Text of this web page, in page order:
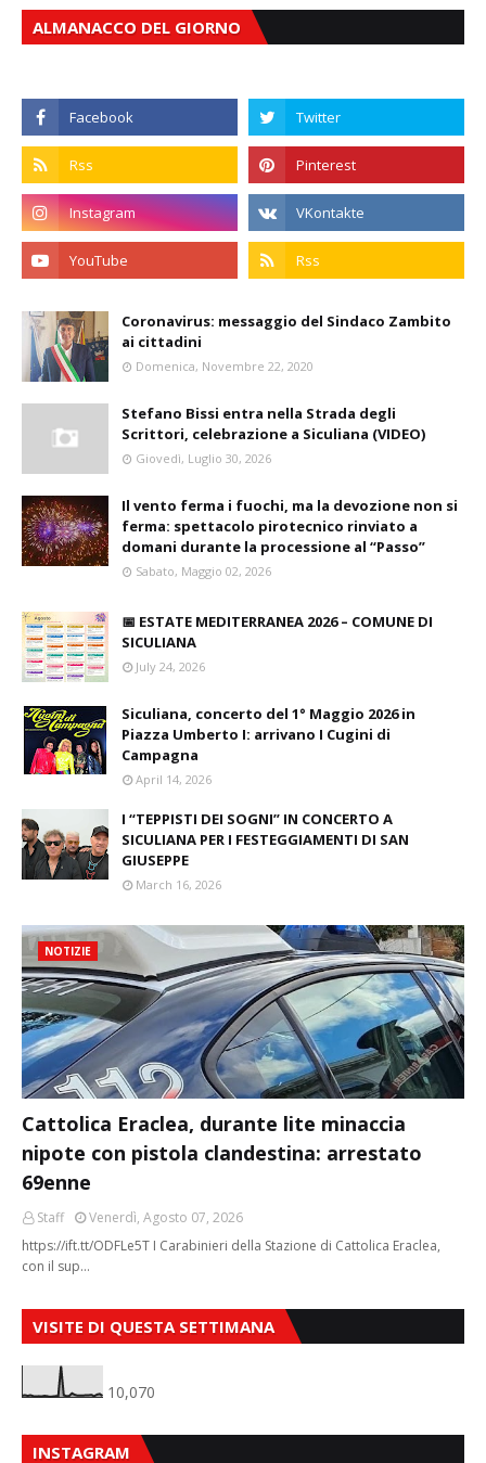
ALMANACCO DEL GIORNO
Coronavirus: messaggio del Sindaco Zambito
ai cittadini
Domenica, Novembre 22, 2020
Stefano Bissi entra nella Strada degli
Scrittori, celebrazione a Siculiana (VIDEO)
Giovedì, Luglio 30, 2026
Il vento ferma i fuochi, ma la devozione non si
ferma: spettacolo pirotecnico rinviato a
domani durante la processione al “Passo”
Sabato, Maggio 02, 2026
📅 ESTATE MEDITERRANEA 2026 – COMUNE DI
SICULIANA
July 24, 2026
Siculiana, concerto del 1° Maggio 2026 in
Piazza Umberto I: arrivano I Cugini di
Campagna
April 14, 2026
I “TEPPISTI DEI SOGNI” IN CONCERTO A
SICULIANA PER I FESTEGGIAMENTI DI SAN
GIUSEPPE
March 16, 2026
NOTIZIE
Cattolica Eraclea, durante lite minaccia
nipote con pistola clandestina: arrestato
69enne
Staff
Venerdì, Agosto 07, 2026
https://ift.tt/ODFLe5T I Carabinieri della Stazione di Cattolica Eraclea,
con il sup…
VISITE DI QUESTA SETTIMANA
10,070
INSTAGRAM